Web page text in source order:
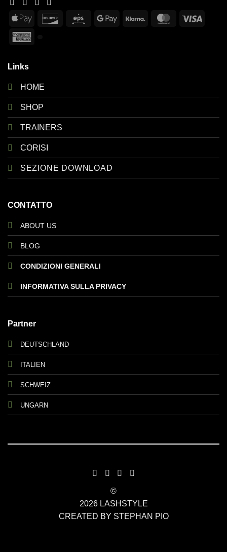
Apple
Discover Eps
Google
Klarna MasterCard
Links
HOME
SHOP
TRAINERS
CORISI
SEZIONE DOWNLOAD
CONTATTO
ABOUT US
BLOG
CONDIZIONI GENERALI
INFORMATIVA SULLA PRIVACY
Partner
DEUTSCHLAND
ITALIEN
SCHWEIZ
UNGARN
©
2026 LASHSTYLE
CREATED BY STEPHAN PIO